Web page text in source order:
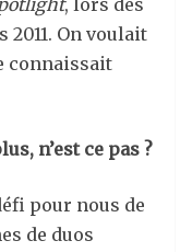
, lors des
On voulait
connaissait
n’est ce pas ?
pour nous de
de duos